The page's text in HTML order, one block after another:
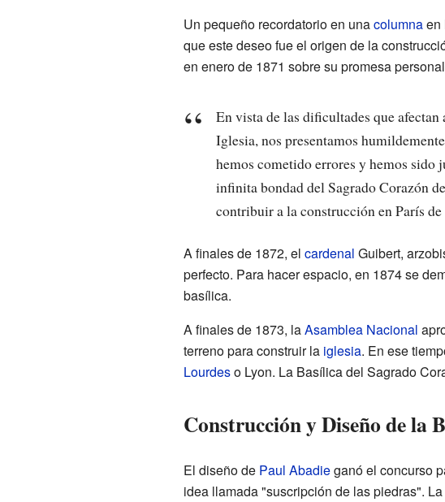
Un pequeño recordatorio en unacolumnaen
que este deseo fue el origen de la
en enero de 1871 sobre su promesa
En vista de las dificultades que
Iglesia, nos presentamos
hemos cometido errores y hemos sido
infinita bondad del Sagrado Corazón
contribuir a la construcción en París
A finales de 1872, el cardenal Guibert,
perfecto. Para hacer espacio, en 1874 se
basílica.
A finales de 1873, laAsamblea Nacional
terreno para construir la iglesia. En ese
Lourdeso Lyon. La Basílica del Sagrado
Construcción y Diseño de la
El diseño de Paul Abadieganó el concurso
idea llamada "suscripción de las piedras".